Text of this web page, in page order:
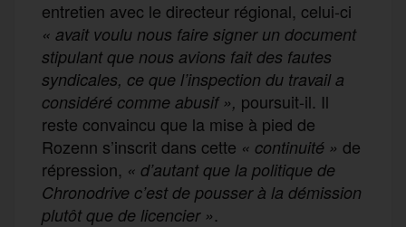
entretien avec le directeur régional, celui-ci
« avait voulu nous faire signer un document
stipulant que nous avions fait des fautes
syndicales, ce que l’inspection du travail a
considéré comme abusif », poursuit-il. Il
reste convaincu que la mise à pied de
Rozenn s’inscrit dans cette « continuité » de
répression, « d’autant que la politique de
Chronodrive c’est de pousser à la démission
plutôt que de licencier ».